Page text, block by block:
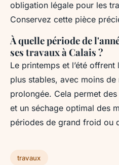
obligation légale pour les
Conservez cette pièce
À quelle période de
ses travaux à Calais ?
Le printemps et l’été
plus stables, avec moins
prolongée. Cela permet
et un séchage optimal des
périodes de grand froid ou
travaux